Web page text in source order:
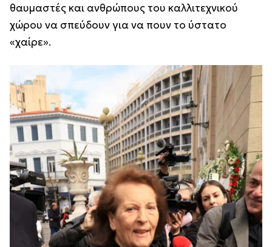
θαυμαστές και ανθρώπους του καλλιτεχνικού
χώρου να σπεύδουν για να πουν το ύστατο
«χαίρε».